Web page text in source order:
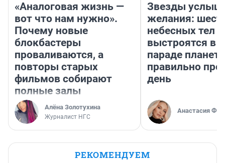
«Аналоговая жизнь —
вот что нам нужно».
Почему новые
блокбастеры
проваливаются, а
повторы старых
фильмов собирают
полные залы
Алёна Золотухина
Журналист НГС
Звезды
желания:
небесных тел
выстроятся в
параде планет
правильно
день
Анастасия
РЕКОМЕНДУЕМ